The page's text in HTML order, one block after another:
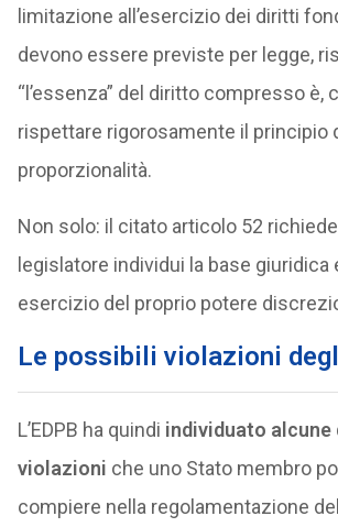
limitazione all’esercizio dei diritti
devono essere previste per legge,
“l’essenza” del diritto compresso è,
rispettare rigorosamente il principio
proporzionalità.
Non solo: il citato articolo 52 richiede
legislatore individui la base giuridica
esercizio del proprio potere
Le possibili violazioni
L’EDPB ha quindi individuato
violazioni che uno Stato membro
compiere nella regolamentazione